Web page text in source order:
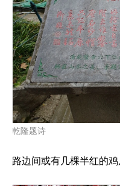
乾隆题诗
路边间或有几棵半红的鸡